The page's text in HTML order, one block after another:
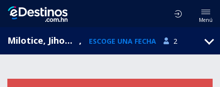
Menú
Milotice, Jihomoravsky, República Checa , ESCOGE UNA FECHA 2